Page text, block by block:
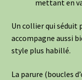
mettant en
Un collier qui séduit
accompagne aussi
style plus habillé.
La parure (boucles